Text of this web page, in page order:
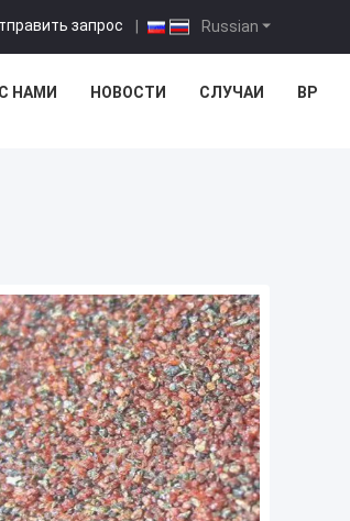
Russian
запрос |
НАМИ НОВОСТИ СЛУЧАИ ВР